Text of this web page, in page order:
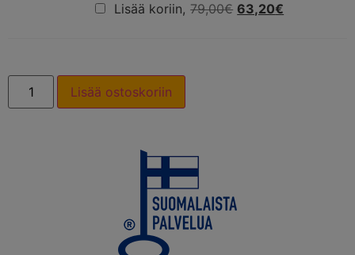
Lisää koriin, 79,00€ 63,20€
Lisää ostoskoriin